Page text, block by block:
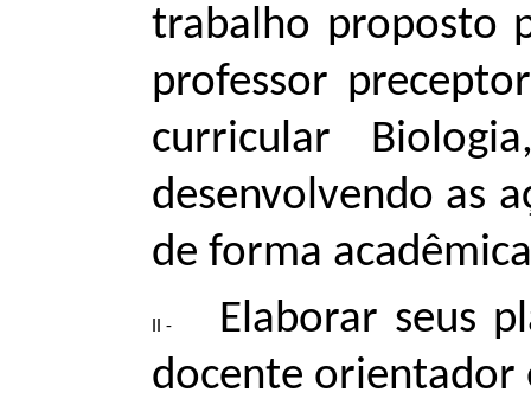
trabalho proposto
professor
curricular
desenvolvendo as
de forma
Elaborar seus
docente orientador